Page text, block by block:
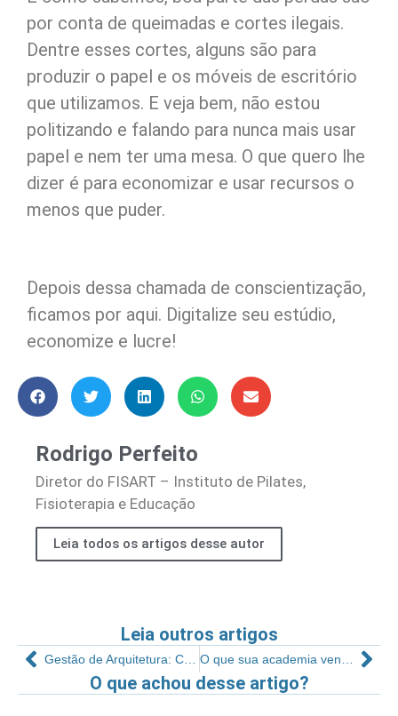
por conta de queimadas e cortes ilegais.
Dentre esses cortes, alguns são para
produzir o papel e os móveis de escritório
que utilizamos. E veja bem, não estou
politizando e falando para nunca mais usar
papel e nem ter uma mesa. O que quero lhe
dizer é para economizar e usar recursos o
menos que puder.
Depois dessa chamada de conscientização,
ficamos por aqui. Digitalize seu estúdio,
economize e lucre!
Rodrigo Perfeito
Diretor do FISART – Instituto de Pilates,
Fisioterapia e Educação
Leia todos os artigos desse autor
Leia outros artigos
O que achou desse artigo?